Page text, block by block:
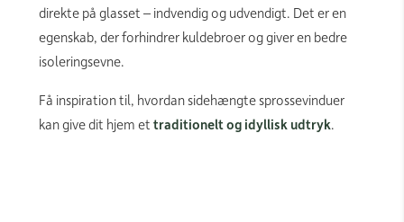
direkte på glasset – indvendig og udvendigt. Det er en
egenskab, der forhindrer kuldebroer og giver en bedre
isoleringsevne.
Få inspiration til, hvordan sidehængte sprossevinduer
kan give dit hjem et traditionelt og idyllisk udtryk.